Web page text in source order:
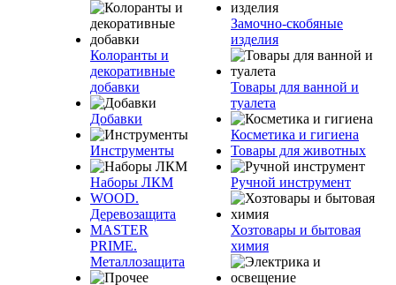
Колоранты и
декоративные
добавки
Добавки
Инструменты
Наборы ЛКМ
WOOD.
Деревозащита
MASTER
PRIME.
Металлозащита
Замочно-скобяные
изделия
Товары для ванной и
туалета
Косметика и гигиена
Товары для животных
Ручной инструмент
Хозтовары и бытовая
химия